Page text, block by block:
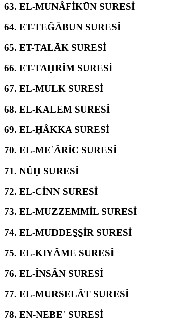
63. EL-MUNÂFİKŪN SURESİ
64. ET-TEĞĀBUN SURESİ
65. ET-TALĀK SURESİ
66. ET-TAḤRÎM SURESİ
67. EL-MULK SURESİ
68. EL-KALEM SURESİ
69. EL-ḤÂKKA SURESİ
70. EL-MEʿÂRİC SURESİ
71. NÛḤ SURESİ
72. EL-CİNN SURESİ
73. EL-MUZZEMMİL SURESİ
74. EL-MUDDES̱S̱İR SURESİ
75. EL-KIYÂME SURESİ
76. EL-İNSÂN SURESİ
77. EL-MURSELÂT SURESİ
78. EN-NEBEʾ SURESİ